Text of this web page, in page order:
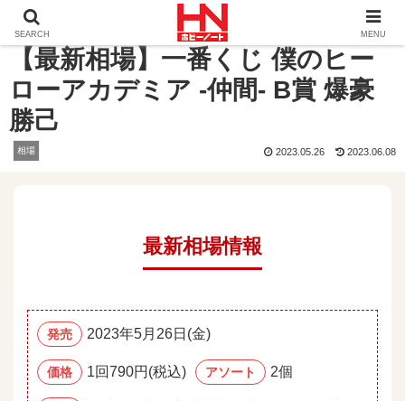
ホーム 【最新相場】一番くじ 僕のヒーローアカデ
【最新相場】一番くじ 僕のヒー
ローアカデミア -仲間- B賞 爆豪
勝己
相場 2023.05.26 2023.06.08
最新相場情報
発売 2023年5月26日(金)
価格 1回790円(税込) アソート 2個
SEARCH MENU